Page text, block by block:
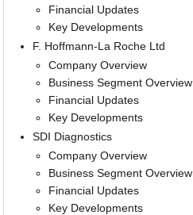
Financial Updates
Key Developments
F. Hoffmann-La Roche Ltd
Company Overview
Business Segment Overview
Financial Updates
Key Developments
SDI Diagnostics
Company Overview
Business Segment Overview
Financial Updates
Key Developments